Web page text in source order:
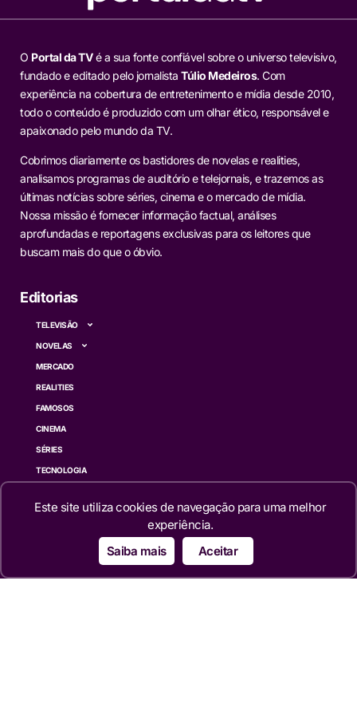
O Portal da TVé a sua fonte confiável sobre o universo televisivo,
fundado e editado pelo jornalista Túlio Medeiros. Com
experiência na cobertura de entretenimento e mídia desde 2010,
todo o conteúdo é produzido com um olhar ético, responsável e
apaixonado pelo mundo da TV.
Cobrimos diariamente os bastidores de novelas e realities,
analisamos programas de auditório e telejornais, e trazemos as
últimas notícias sobre séries, cinema e o mercado de mídia.
Nossa missão é fornecer informação factual, análises
aprofundadas e reportagens exclusivas para os leitores que
buscam mais do que o óbvio.
Editorias
TELEVISÃO
NOVELAS
MERCADO
REALITIES
FAMOSOS
CINEMA
SÉRIES
TECNOLOGIA
ÚLTIMAS NOTÍCIAS
Este site utiliza cookies de navegação para uma melhor
experiência.
Saiba mais
Aceitar